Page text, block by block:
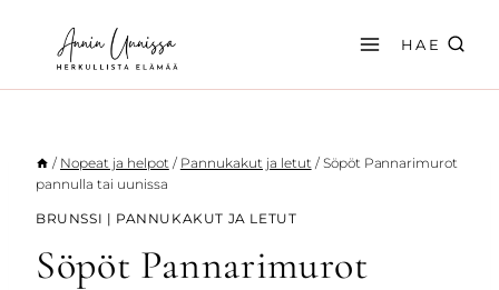
sisältöön
HAE
/ Nopeat ja helpot / Pannukakut ja letut / Söpöt Pannarimurot
pannulla tai uunissa
BRUNSSI | PANNUKAKUT JA LETUT
Söpöt Pannarimurot